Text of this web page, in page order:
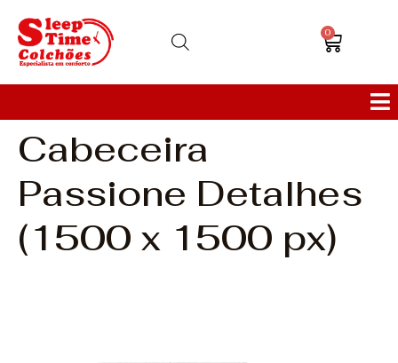
0
Colchões
Bases
Sofás
Cabeceira
Passione Detalhes
(1500 x 1500 px)